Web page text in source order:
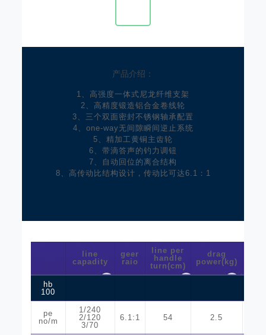
产品介绍：
1、高强度一体式尼龙纤维支架
2、高精度锻造铝合金卷线轮
3、三个双面密封不锈钢轴承配置
4、one-way无间隙瞬间逆止系统
5、精加工黄铜主齿轮
6、带滴答声的钓力调钮
7、自动回位的离合结构
8、高传动比结构设计，传动比可达6.1：1
line
capadity
geer
raio
line per
handle
turn(cm)
drag
power(kg)
hb
100
pe
no/m
1/240
2/120
3/70
6.1:1 54 2.5